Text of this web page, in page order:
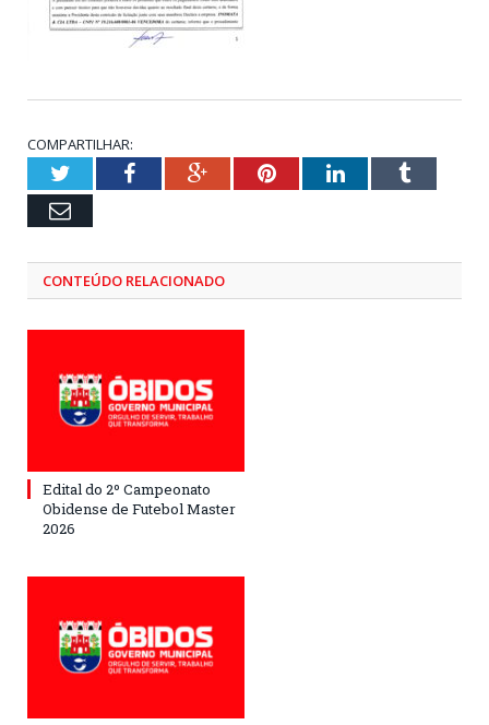
COMPARTILHAR:
TwitterFacebookGoogle+PinterestLinkedInTumblr
Email
CONTEÚDO RELACIONADO
Edital do 2º Campeonato
Obidense de Futebol Master
2026